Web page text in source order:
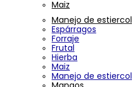
Maiz
Manejo de estiercol
Espárragos
Forraje
Frutal
Hierba
Maiz
Manejo de estiercol